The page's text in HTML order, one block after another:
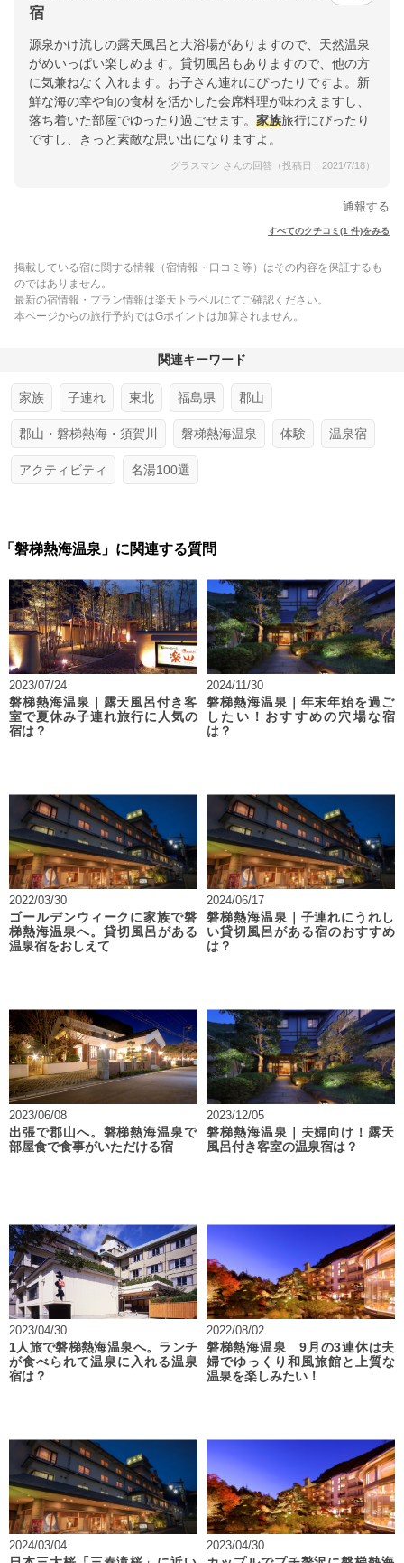
宿
源泉かけ流しの露天風呂と大浴場がありますので、天然温泉
がめいっぱい楽しめます。貸切風呂もありますので、他の方
に気兼ねなく入れます。お子さん連れにぴったりですよ。新
鮮な海の幸や旬の食材を活かした会席料理が味わえますし、
落ち着いた部屋でゆったり過ごせます。 家族旅行にぴったり
ですし、きっと素敵な思い出になりますよ。
グラスマン さんの回答（投稿日：2021/7/18）
通報する
すべてのクチコミ(1 件)をみる
掲載している宿に関する情報（宿情報・口コミ等）はその内容を保証するも
のではありません。
最新の宿情報・プラン情報は楽天トラベルにてご確認ください。
本ページからの旅行予約ではGポイントは加算されません。
関連キーワード
家族 子連れ 東北 福島県 郡山
郡山・磐梯熱海・須賀川 磐梯熱海温泉 体験 温泉宿
アクティビティ 名湯100選
「磐梯熱海温泉」に関連する質問
2023/07/24
磐梯熱海温泉｜露天風呂付き客
室で夏休み子連れ旅行に人気の
宿は？
2024/11/30
磐梯熱海温泉｜年末年始を過ご
したい！おすすめの穴場な宿
は？
2022/03/30
ゴールデンウィークに家族で磐
梯熱海温泉へ。貸切風呂がある
温泉宿をおしえて
2024/06/17
磐梯熱海温泉｜子連れにうれし
い貸切風呂がある宿のおすすめ
は？
2023/06/08
出張で郡山へ。磐梯熱海温泉で
部屋食で食事がいただける宿
2023/12/05
磐梯熱海温泉｜夫婦向け！露天
風呂付き客室の温泉宿は？
2023/04/30
1人旅で磐梯熱海温泉へ。ランチ
が食べられて温泉に入れる温泉
宿は？
2022/08/02
磐梯熱海温泉 9月の3連休は夫
婦でゆっくり和風旅館と上質な
温泉を楽しみたい！
2024/03/04
2023/04/30